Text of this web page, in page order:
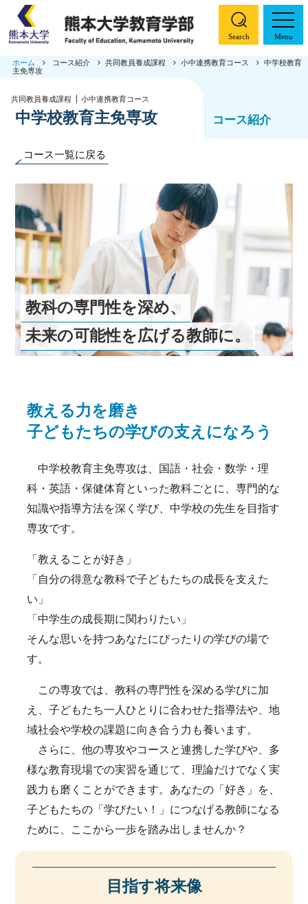
Search
ホーム コース紹介 共同教員養成課程 小中連携教育コース
中学校教育
主免専攻
共同教員養成課程 小中連携教育コース
中学校教育主免専攻 コース紹介
コース一覧に戻る
教科の専門性を深め、
未来の可能性を広げる教師に。
教える力を磨き
子どもたちの学びの支えになろう
中学校教育主免専攻は、国語・社会・数学・理
科・英語・保健体育といった教科ごとに、専門的な
知識や指導方法を深く学び、中学校の先生を目指す
専攻です。
「教えることが好き」
「自分の得意な教科で子どもたちの成長を支えた
い」
「中学生の成長期に関わりたい」
そんな思いを持つあなたにぴったりの学びの場で
す。
この専攻では、教科の専門性を深める学びに加
え、子どもたち一人ひとりに合わせた指導法や、地
域社会や学校の課題に向き合う力も養います。
さらに、他の専攻やコースと連携した学びや、多
様な教育現場での実習を通じて、理論だけでなく実
践力も磨くことができます。あなたの「好き」を、
子どもたちの「学びたい！」につなげる教師になる
ために、ここから一歩を踏み出しませんか？
目指す将来像
Menu
学部概要
特色ある取り組み
入試情報
教職大学院
お知らせ
受験生の方
在学生の方
アクセス
附属機関
学内限定（各種様式
等）